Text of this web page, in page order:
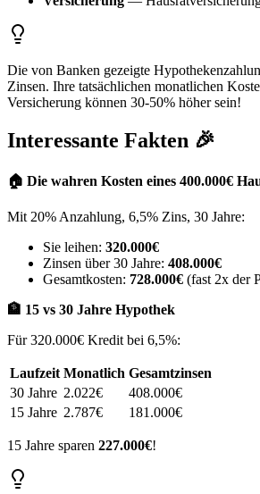
Die von Banken gezeigte
Zinsen. Ihre tatsächlichen monatlichen
Versicherung können 30-50% höher sein!
Interessante Fakten 🎉
🏠 Die wahren Kosten eines 400.000€
Mit 20% Anzahlung, 6,5% Zins, 30 Jahre:
Sie leihen: 320.000€
Zinsen über 30 Jahre: 408.000€
Gesamtkosten: 728.000€ (fast 2x der
🏦 15 vs 30 Jahre Hypothek
Für 320.000€ Kredit bei 6,5%:
Laufzeit Monatlich Gesamtzinsen
30 Jahre 2.022€
408.000€
15 Jahre 2.787€ 181.000€
15 Jahre sparen 227.000€!